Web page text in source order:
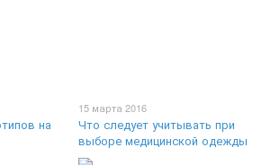
на
15 марта 2016
Что следует учитывать при
выборе медицинской одежды